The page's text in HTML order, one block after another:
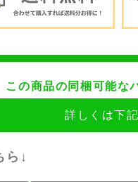
この商品の同梱可能な
詳しくは下
ら↓